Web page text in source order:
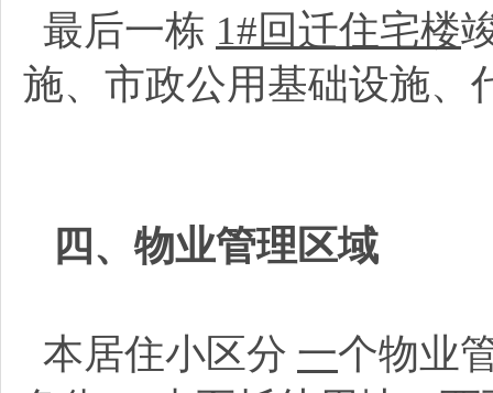
最后一栋 1#回迁住宅楼
施、市政公用基础设施、
四、物业管理区域
本居住小区分 一个物业